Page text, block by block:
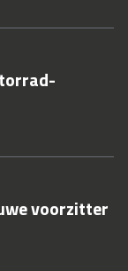
voorzitter